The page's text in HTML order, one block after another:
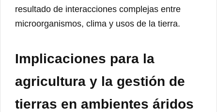
resultado de interacciones complejas entre
microorganismos, clima y usos de la tierra.
Implicaciones para la
agricultura y la gestión de
tierras en ambientes áridos